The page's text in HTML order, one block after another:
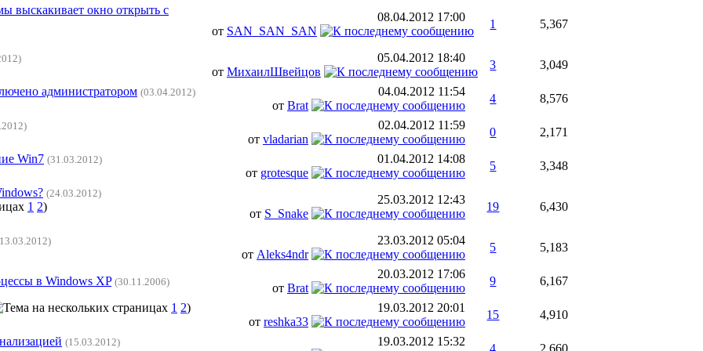
выскакивает окно открыть с
08.04.2012 17:00
от SAN_SAN_SAN
1 5,367
05.04.2012 18:40
от МихаилШвейцов
3
3,049
администратором (03.04.2012) 04.04.2012 11:54
от Brat
4 8,576
02.04.2012 11:59
от vladarian
0
2,171
Win7 (31.03.2012) 01.04.2012 14:08
от grotesque
5
3,348
(24.03.2012)
1 2)
25.03.2012 12:43
от S_Snake
19 6,430
23.03.2012 05:04
от Aleks4ndr
5 5,183
в Windows XP (30.11.2006)
20.03.2012 17:06
от Brat
9
6,167
1 2) 19.03.2012 20:01
от reshka33
15
4,910
(15.03.2012) 19.03.2012 15:32
4 2,660